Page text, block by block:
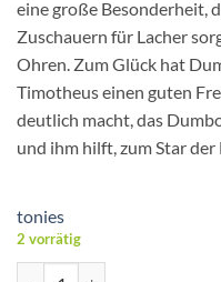
eine große Besonderheit,
Zuschauern für Lacher
Ohren. Zum Glück hat
Timotheus einen guten
deutlich macht, das
und ihm hilft, zum Star
tonies
2 vorrätig